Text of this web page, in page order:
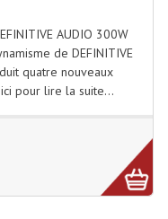
AUDIO 300W
de DEFINITIVE
quatre nouveaux
pour lire la suite...